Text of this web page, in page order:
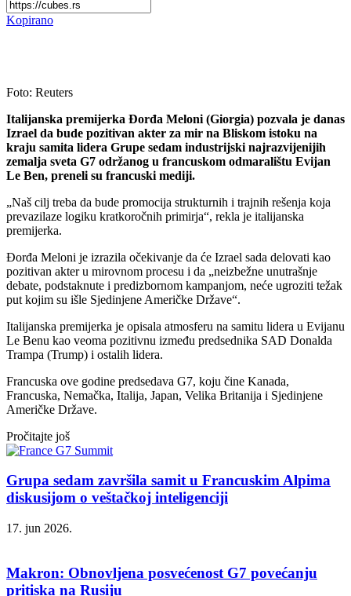
Kopirano
Foto: Reuters
Italijanska premijerka Đorđa Meloni (Giorgia) pozvala je danas
Izrael da bude pozitivan akter za mir na Bliskom istoku na
kraju samita lidera Grupe sedam industrijski najrazvijenijih
zemalja sveta G7 održanog u francuskom odmaralištu Evijan
Le Ben, preneli su francuski mediji.
„Naš cilj treba da bude promocija strukturnih i trajnih rešenja koja
prevazilaze logiku kratkoročnih primirja“, rekla je italijanska
premijerka.
Đorđa Meloni je izrazila očekivanje da će Izrael sada delovati kao
pozitivan akter u mirovnom procesu i da „neizbežne unutrašnje
debate, podstaknute i predizbornom kampanjom, neće ugroziti težak
put kojim su išle Sjedinjene Američke Države“.
Italijanska premijerka je opisala atmosferu na samitu lidera u Evijanu
Le Benu kao veoma pozitivnu između predsednika SAD Donalda
Trampa (Trump) i ostalih lidera.
Francuska ove godine predsedava G7, koju čine Kanada,
Francuska, Nemačka, Italija, Japan, Velika Britanija i Sjedinjene
Američke Države.
Pročitajte još
Grupa sedam završila samit u Francuskim Alpima
diskusijom o veštačkoj inteligenciji
17. jun 2026.
Makron: Obnovljena posvećenost G7 povećanju
pritiska na Rusiju